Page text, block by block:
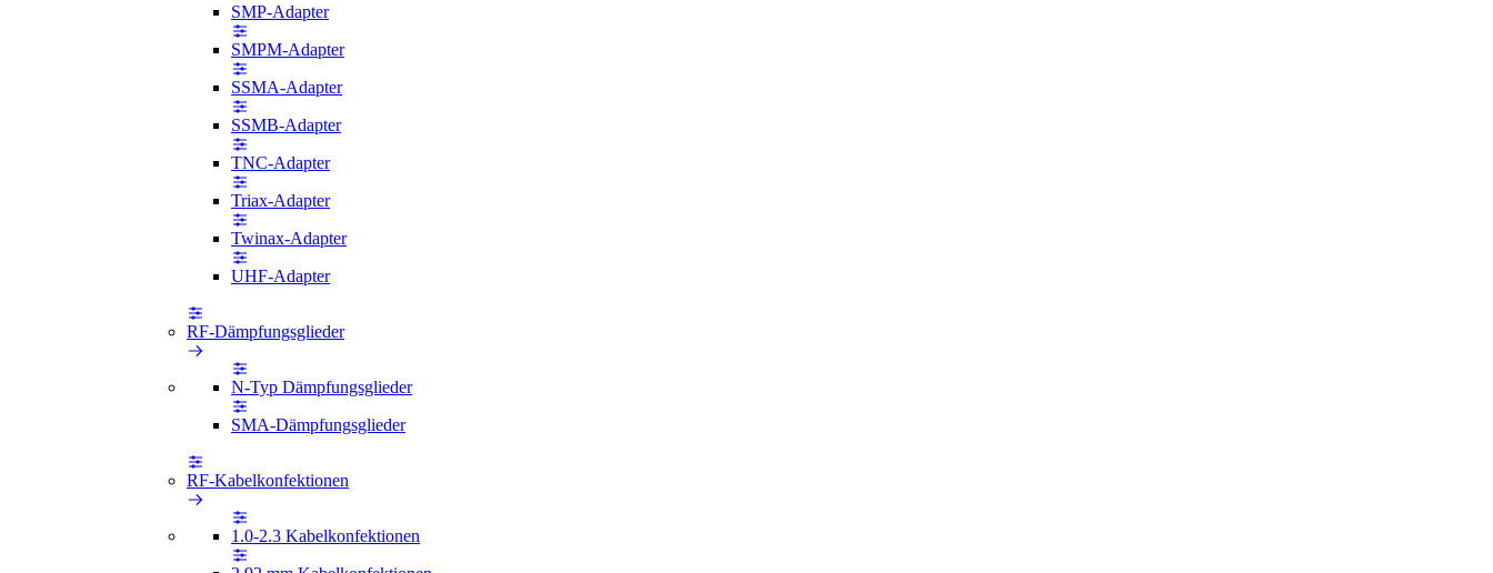
SMP-Adapter
SMPM-Adapter
SSMA-Adapter
SSMB-Adapter
TNC-Adapter
Triax-Adapter
Twinax-Adapter
UHF-Adapter
RF-Dämpfungsglieder
N-Typ Dämpfungsglieder
SMA-Dämpfungsglieder
RF-Kabelkonfektionen
1.0-2.3 Kabelkonfektionen